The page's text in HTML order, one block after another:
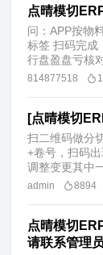
点晴模切
问：APP按物
标签 扫码完成
行盘盈盘亏核
814877518
[点晴模切
扫二维码做分
+卷号，扫码
调整变更其中
admin 8894
点晴模切
请联系管理